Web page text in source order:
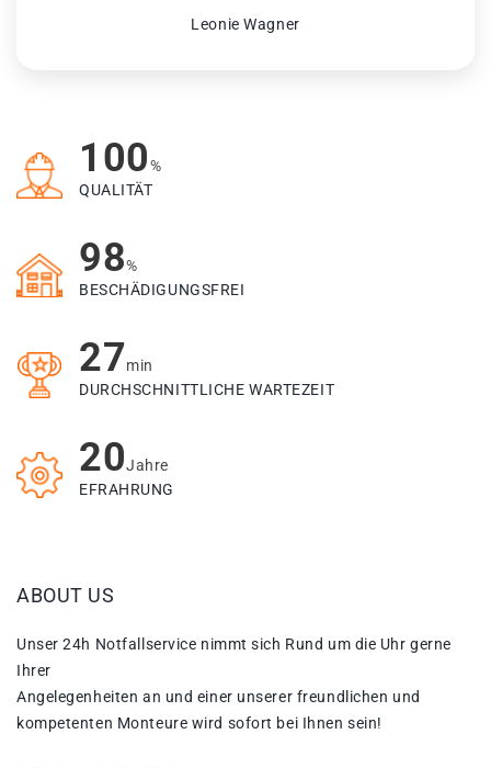
Leonie Wagner
100%
QUALITÄT
98%
BESCHÄDIGUNGSFREI
27min
DURCHSCHNITTLICHE WARTEZEIT
20Jahre
EFRAHRUNG
ABOUT US
Unser 24h Notfallservice nimmt sich Rund um die Uhr gerne
Ihrer
Angelegenheiten an und einer unserer freundlichen und
kompetenten Monteure wird sofort bei Ihnen sein!